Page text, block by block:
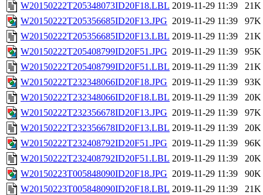
W20150222T205348073ID20F18.LBL 2019-11-29 11:39
21K
W20150222T205356685ID20F13.JPG 2019-11-29 11:39
97K
W20150222T205356685ID20F13.LBL 2019-11-29 11:39
21K
W20150222T205408799ID20F51.JPG 2019-11-29 11:39
95K
W20150222T205408799ID20F51.LBL 2019-11-29 11:39
21K
W20150222T232348066ID20F18.JPG 2019-11-29 11:39
93K
W20150222T232348066ID20F18.LBL 2019-11-29 11:39
20K
W20150222T232356678ID20F13.JPG 2019-11-29 11:39
97K
W20150222T232356678ID20F13.LBL 2019-11-29 11:39
20K
W20150222T232408792ID20F51.JPG 2019-11-29 11:39
96K
W20150222T232408792ID20F51.LBL 2019-11-29 11:39
20K
W20150223T005848090ID20F18.JPG 2019-11-29 11:39
90K
W20150223T005848090ID20F18.LBL 2019-11-29 11:39
21K